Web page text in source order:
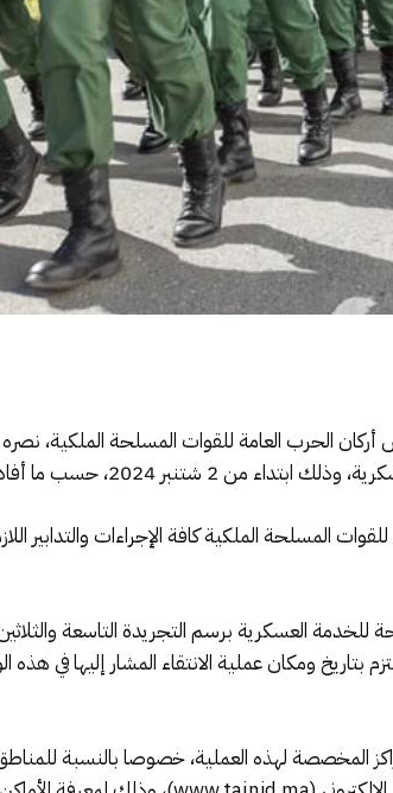
أركان الحرب العامة للقوات المسلحة الملكية،
المسلحة الملكية كافة الإجراءات
العسكرية برسم التجريدة التاسعة
بتاريخ ومكان عملية الانتقاء المشار إليها في
لهذه العملية، خصوصا بالنسبة للمناطق